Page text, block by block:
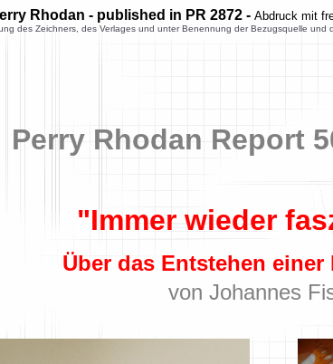
Rhodan - published in PR 2872 - Abdruck mit
des Zeichners, des Verlages und unter Benennung der Bezugsquelle und
Perry Rhodan Report
"Immer wieder
Über das Entstehen
von Johannes